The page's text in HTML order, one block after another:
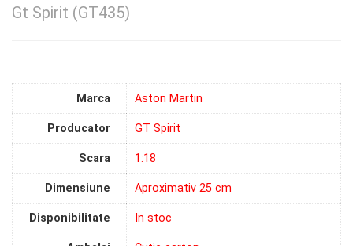
Gt Spirit (GT435)
Marca Aston Martin
Producator GT Spirit
Scara 1:18
Dimensiune Aproximativ 25 cm
Disponibilitate In stoc